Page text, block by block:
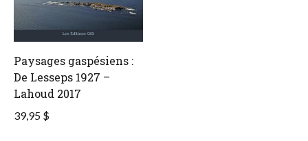
Paysages gaspésiens :
De Lesseps 1927 –
Lahoud 2017
39,95 $